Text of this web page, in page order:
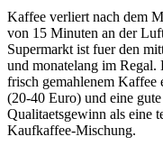
Kaffee verliert nach dem
von 15 Minuten an der
Supermarkt ist fuer den
und monatelang im Regal.
frisch gemahlenem Kaffee
(20-40 Euro) und eine
Qualitaetsgewinn als eine
Kaufkaffee-Mischung.